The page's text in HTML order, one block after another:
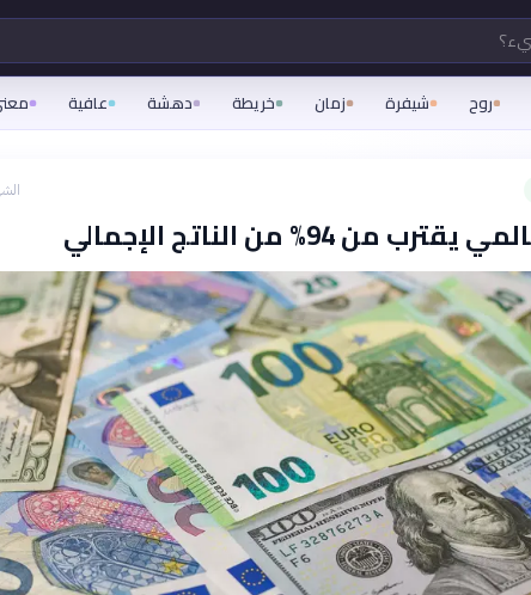
روح شيفرة زمان خريطة دهشة عافية
من 94% من الناتج الإجمالي